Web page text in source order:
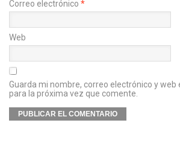
Correo electrónico *
Web
Guarda mi nombre, correo electrónico y web
para la próxima vez que comente.